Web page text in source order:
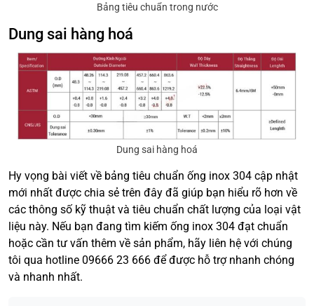
Bảng tiêu chuẩn trong nước
Dung sai hàng hoá
Dung sai hàng hoá
Hy vọng bài viết về bảng tiêu chuẩn ống inox 304 cập nhật
mới nhất được chia sẻ trên đây đã giúp bạn hiểu rõ hơn về
các thông số kỹ thuật và tiêu chuẩn chất lượng của loại vật
liệu này. Nếu bạn đang tìm kiếm ống inox 304 đạt chuẩn
hoặc cần tư vấn thêm về sản phẩm, hãy liên hệ với chúng
tôi qua hotline 09666 23 666 để được hỗ trợ nhanh chóng
và nhanh nhất.